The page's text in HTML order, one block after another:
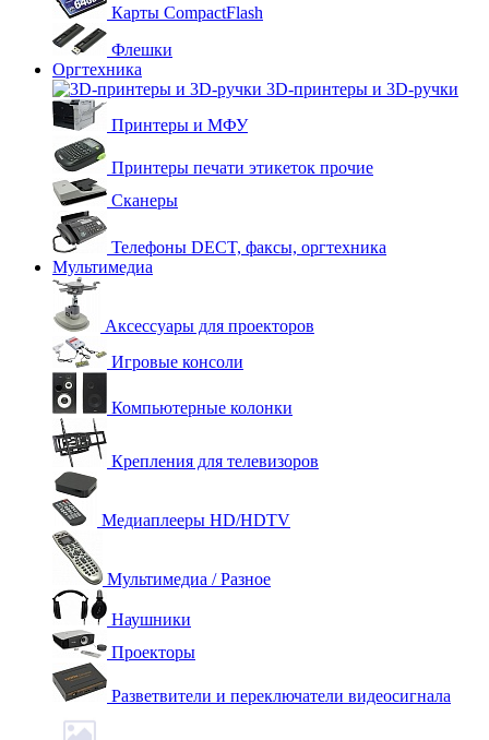
Карты CompactFlash
Флешки
Оргтехника
3D-принтеры и 3D-ручки
Принтеры и МФУ
Принтеры печати этикеток прочие
Сканеры
Телефоны DECT, факсы, оргтехника
Мультимедиа
Аксессуары для проекторов
Игровые консоли
Компьютерные колонки
Крепления для телевизоров
Медиаплееры HD/HDTV
Мультимедиа / Разное
Наушники
Проекторы
Разветвители и переключатели видеосигнала